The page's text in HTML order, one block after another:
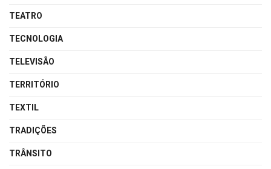
TEATRO
TECNOLOGIA
TELEVISÃO
TERRITÓRIO
TEXTIL
TRADIÇÕES
TRÂNSITO